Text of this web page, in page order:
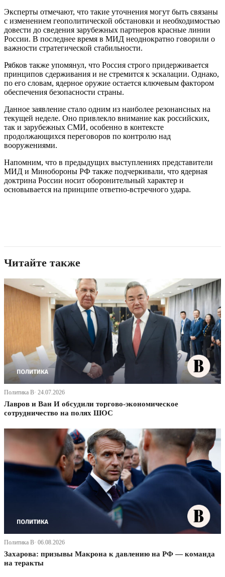
Эксперты отмечают, что такие уточнения могут быть связаны
с изменением геополитической обстановки и необходимостью
довести до сведения зарубежных партнеров красные линии
России. В последнее время в МИД неоднократно говорили о
важности стратегической стабильности.
Рябков также упомянул, что Россия строго придерживается
принципов сдерживания и не стремится к эскалации. Однако,
по его словам, ядерное оружие остается ключевым фактором
обеспечения безопасности страны.
Данное заявление стало одним из наиболее резонансных на
текущей неделе. Оно привлекло внимание как российских,
так и зарубежных СМИ, особенно в контексте
продолжающихся переговоров по контролю над
вооружениями.
Напомним, что в предыдущих выступлениях представители
МИД и Минобороны РФ также подчеркивали, что ядерная
доктрина России носит оборонительный характер и
основывается на принципе ответно-встречного удара.
Читайте также
Политика В· 24.07.2026
Лавров и Ван И обсудили торгово-экономическое
сотрудничество на полях ШОС
Политика В· 06.08.2026
Захарова: призывы Макрона к давлению на РФ — команда
на теракты